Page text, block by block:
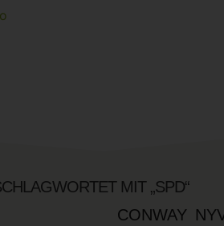
MIT „SPD“
CONWAY